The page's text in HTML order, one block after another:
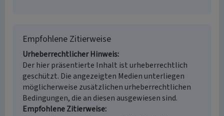
Empfohlene Zitierweise
Urheberrechtlicher Hinweis
Der hier präsentierte Inhalt ist urheberrechtlich
geschützt. Die angezeigten Medien unterliegen
möglicherweise zusätzlichen urheberrechtlichen
Bedingungen, die an diesen ausgewiesen sind.
Empfohlene Zitierweise